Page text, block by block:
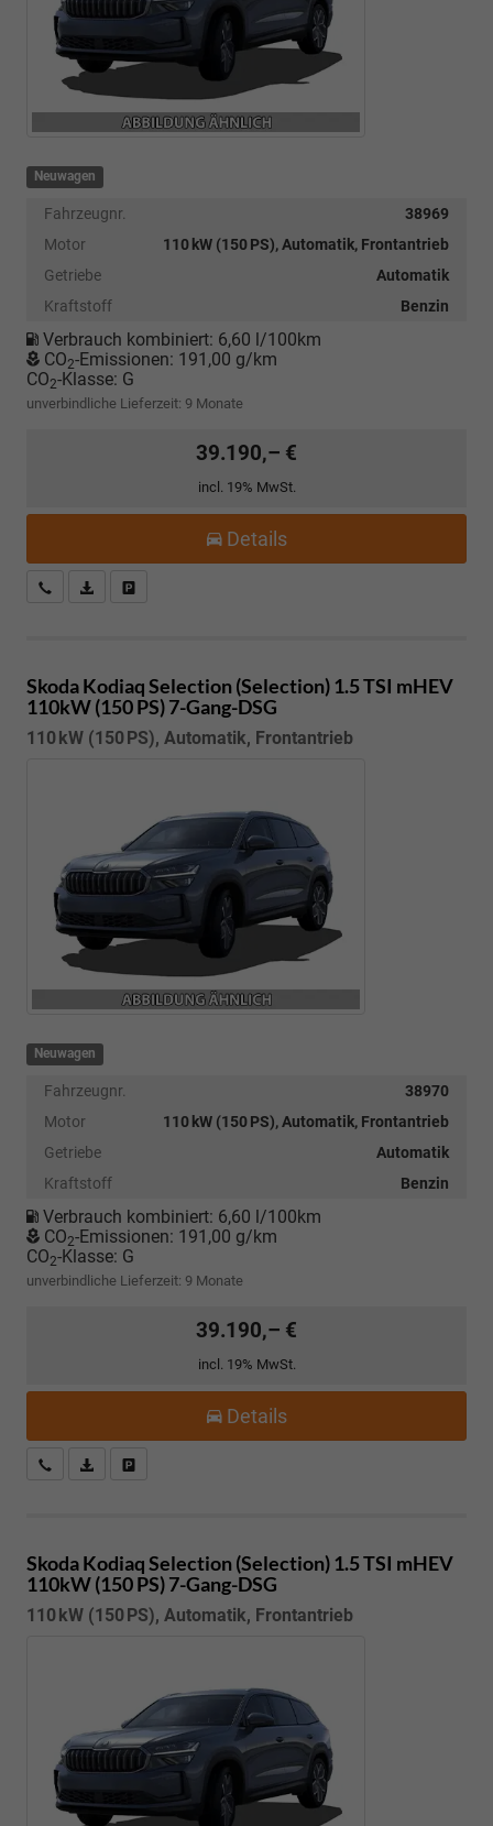
Neuwagen
Fahrzeugnr.
38969
Motor
110 kW (150 PS), Automatik, Frontantrieb
Getriebe
Automatik
Kraftstoff
Benzin
Verbrauch kombiniert: 6,60 l/100km
CO2-Emissionen: 191,00 g/km
CO2-Klasse: G
unverbindliche Lieferzeit: 9 Monate
39.190,– €
incl. 19% MwSt.
Details
Kostenloser Rückruf-Service
PDF-Datei, Fahrzeugexposé drucken
Skoda KodiaqSelection (Selection) 1.5 TSI mHEV
110kW (150 PS) 7-Gang-DSG
110 kW (150 PS), Automatik, Frontantrieb
Neuwagen
Fahrzeugnr.
38970
Motor
110 kW (150 PS), Automatik, Frontantrieb
Getriebe
Automatik
Kraftstoff
Benzin
Verbrauch kombiniert: 6,60 l/100km
CO2-Emissionen: 191,00 g/km
CO2-Klasse: G
unverbindliche Lieferzeit: 9 Monate
39.190,– €
incl. 19% MwSt.
Details
Kostenloser Rückruf-Service
PDF-Datei, Fahrzeugexposé drucken
Skoda KodiaqSelection (Selection) 1.5 TSI mHEV
110kW (150 PS) 7-Gang-DSG
110 kW (150 PS), Automatik, Frontantrieb